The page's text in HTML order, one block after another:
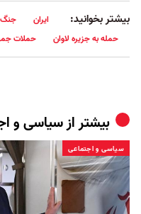
بیشتر بخوانید: ایران جنگ
حمله به جزیره لاوان
حملات
بیشتر ازسیاسی و
سیاسی و اجتماعی